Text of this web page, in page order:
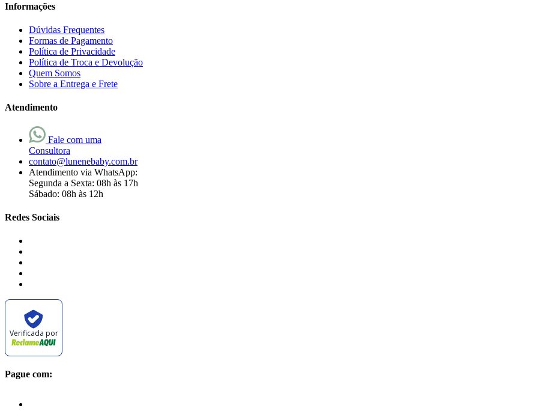
Informações
Dúvidas Frequentes
Formas de Pagamento
Política de Privacidade
Política de Troca e Devolução
Quem Somos
Sobre a Entrega e Frete
Atendimento
Fale com uma
Consultora
contato@lunenebaby.com.br
Atendimento via WhatsApp:
Segunda a Sexta: 08h às 17h
Sábado: 08h às 12h
Redes Sociais
Verificada por
Pague com: